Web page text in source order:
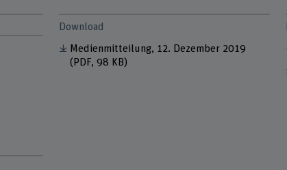
Download
Medienmitteilung, 12. Dezember 2019
(PDF, 98 KB)